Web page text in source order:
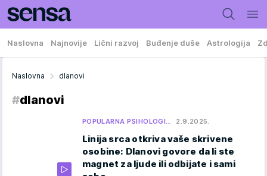
Naslovna Najnovije Lični razvoj Buđenje duše Astrologija
Naslovna dlanovi
#dlanovi
POPULARNA PSIHOLOGI… 2.9.2025.
Linija srca otkriva vaše skrivene
osobine: Dlanovi govore da li ste
magnet za ljude ili odbijate i sami